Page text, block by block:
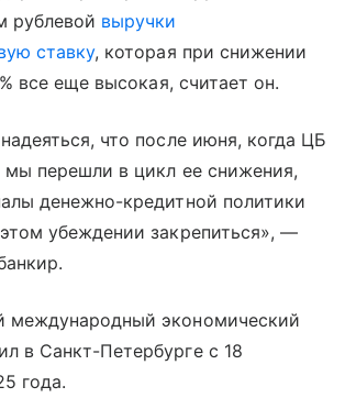
рублевой выручки
ставку, которая при снижении
все еще высокая, считает он.
что после июня, когда ЦБ
мы перешли в цикл ее снижения,
денежно-кредитной политики
убеждении закрепиться», —
международный экономический
в Санкт-Петербурге с 18
года.